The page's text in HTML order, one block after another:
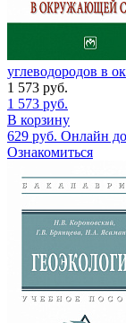
углеводородов в
1 573 руб.
1 573 руб.
В корзину
629 руб. Онлайн
Ознакомиться